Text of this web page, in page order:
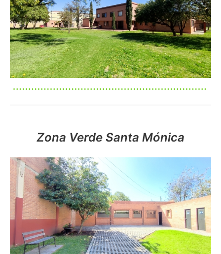
Imagen
Zona Verde Santa Mónica
Imagen